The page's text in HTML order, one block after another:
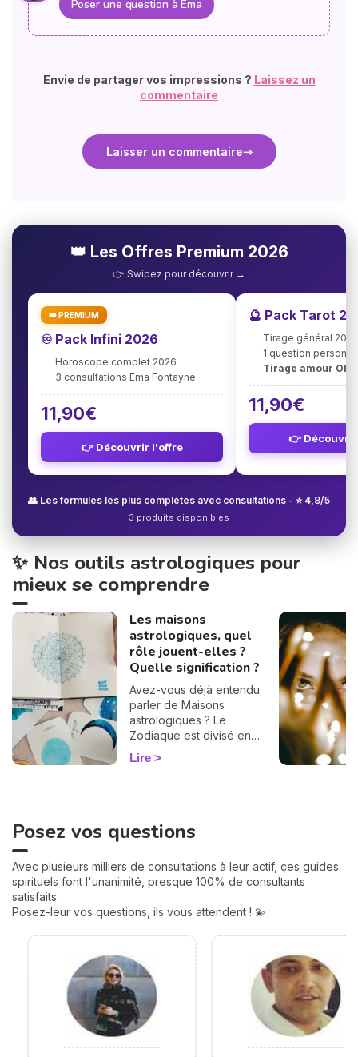
Poser une question à Ema
Envie de partager vos impressions ? Laissez un
commentaire
Laisser un commentaire
👑 Les Offres Premium 2026
👉 Swipez pour découvrir →
👑 PREMIUM
♾️ Pack Infini 2026
Horoscope complet 2026
3 consultations Ema Fontayne
11,90€
👉 Découvrir l'offre
🔮 Pack Tarot
Tirage général 2026
1 question
Tirage amour
11,90€
👉
👥 Les formules les plus complètes avec consultations - ⭐ 4,8/5
3 produits disponibles
✨ Nos outils astrologiques pour
mieux se comprendre
Les maisons
astrologiques, quel
rôle jouent-elles ?
Quelle signification ?
Avez-vous déjà entendu
parler de Maisons
astrologiques ? Le
Zodiaque est divisé en
douze Maisons et chacune
correspond à une sphère
naissance, elles jouent un
rôle très important pour
personnalité et votre avenir.
Voici leurs significations !
Lire
Posez vos questions
Avec plusieurs milliers de consultations à leur actif, ces guides
spirituels font l'unanimité, presque 100% de consultants
satisfaits.
Posez-leur vos questions, ils vous attendent ! 💫